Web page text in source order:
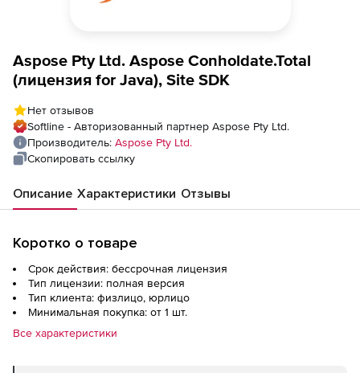
Aspose Pty Ltd. Aspose Conholdate.Total
(лицензия for Java), Site SDK
Нет отзывов
Softline - Авторизованный партнер Aspose Pty Ltd.
Производитель: Aspose Pty Ltd.
Скопировать ссылку
Описание Характеристики Отзывы
Коротко о товаре
Срок действия: бессрочная лицензия
Тип лицензии: полная версия
Тип клиента: физлицо, юрлицо
Минимальная покупка: от 1 шт.
Все характеристики